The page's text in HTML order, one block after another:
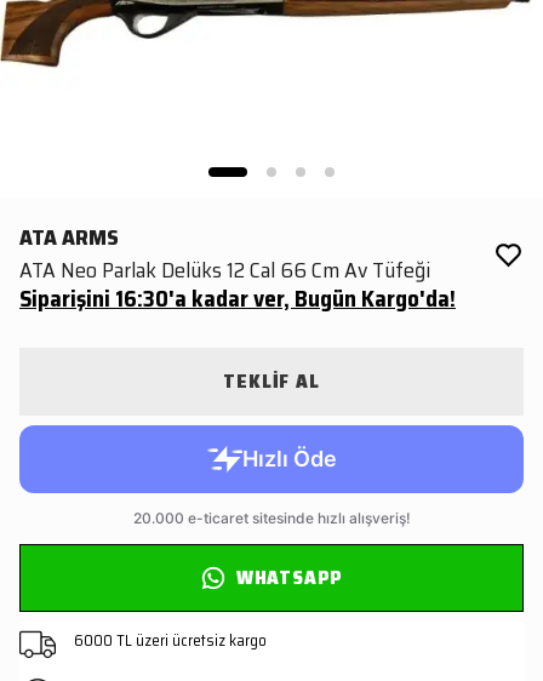
ATA ARMS
ATA Neo Parlak Delüks 12 Cal 66 Cm Av Tüfeği
Siparişini 16:30'a kadar ver, Bugün Kargo'da!
TEKLİF AL
WHATSAPP
6000 TL üzeri ücretsiz kargo